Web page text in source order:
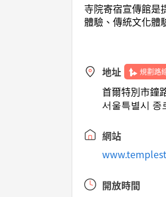
寺院寄宿宣傳館是
體驗、傳統文化體
地址 規劃路
首爾特別市鐘
서울특별시 종
網站
開放時間